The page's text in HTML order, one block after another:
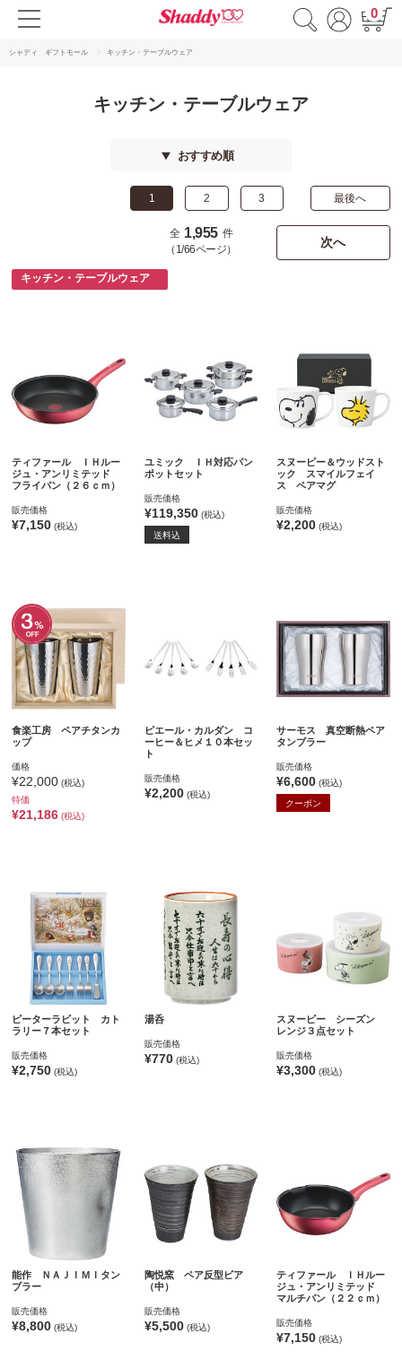
0
シャディ ギフトモール キッチン・テーブルウェア
キッチン・テーブルウェア
おすすめ順
1 2 3 最後へ
次へ
全 1,955 件
（1/66ページ）
キッチン・テーブルウェア
ティファール ＩＨルー
ジュ・アンリミテッド
フライパン（２６ｃｍ）
販売価格
¥7,150 (税込)
ユミック ＩＨ対応パン
ポットセット
販売価格
¥119,350(税込)
送料込
スヌーピー＆ウッドスト
ック スマイルフェイ
ス ペアマグ
販売価格
¥2,200 (税込)
食楽工房 ペアチタンカ
ップ
価格
¥22,000 (税込)
特価
¥21,186 (税込)
ピエール・カルダン コ
ーヒー＆ヒメ１０本セッ
ト
販売価格
¥2,200(税込)
サーモス 真空断熱ペア
タンブラー
販売価格
¥6,600 (税込)
クーポン
ピーターラビット カト
ラリー７本セット
販売価格
¥2,750 (税込)
湯呑
販売価格
¥770(税込)
スヌーピー シーズン
レンジ３点セット
販売価格
¥3,300 (税込)
能作 ＮＡＪＩＭＩタン
ブラー
販売価格
¥8,800 (税込)
陶悦窯 ペア反型ビア
（中）
販売価格
¥5,500(税込)
ティファール ＩＨルー
ジュ・アンリミテッド
マルチパン（２２ｃｍ）
販売価格
¥7,150 (税込)